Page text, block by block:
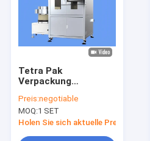
Tetra Pak
Verpackung
Automatisierte
Qualitätskontrolle
Maschine
Preis:negotiable
MOQ:1 SET
Holen Sie sich aktuelle Preis